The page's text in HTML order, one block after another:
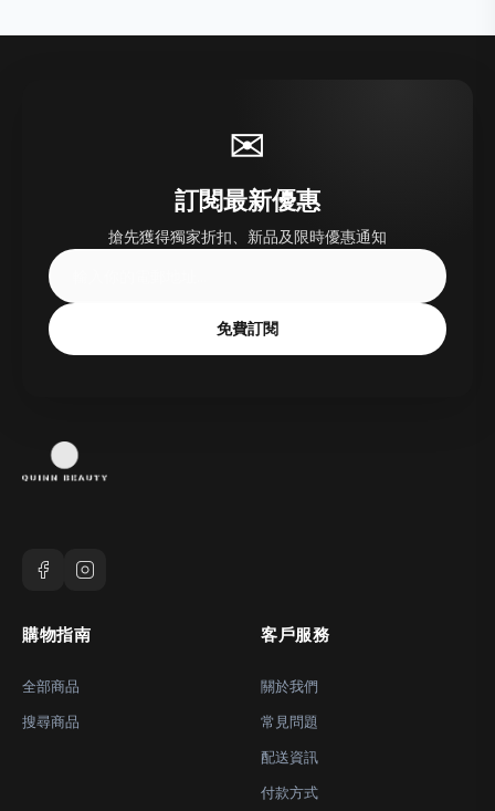
✉
訂閱最新優惠
搶先獲得獨家折扣、新品及限時優惠通知
免費訂閱
購物指南
全部商品
搜尋商品
客戶服務
關於我們
常見問題
配送資訊
付款方式